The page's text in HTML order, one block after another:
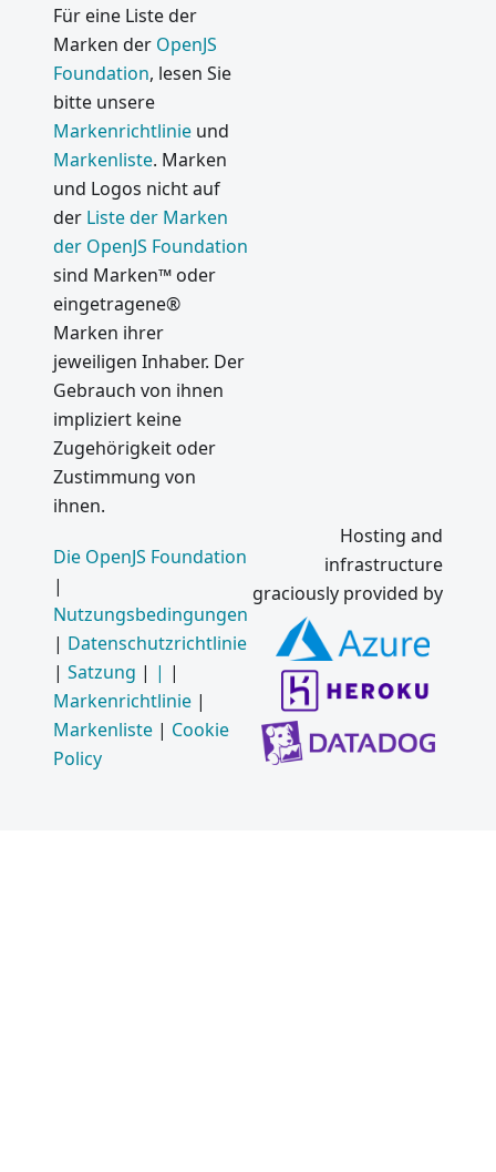
Für eine Liste der
Marken der OpenJS
Foundation, lesen Sie
bitte unsere
Markenrichtlinie und
Markenliste. Marken
und Logos nicht auf
der Liste der Marken
der OpenJS Foundation
sind Marken™ oder
eingetragene®
Marken ihrer
jeweiligen Inhaber. Der
Gebrauch von ihnen
impliziert keine
Zugehörigkeit oder
Zustimmung von
ihnen.
Die OpenJS Foundation
|
Nutzungsbedingungen
| Datenschutzrichtlinie
| Satzung | | |
Markenrichtlinie |
Markenliste | Cookie
Policy
Hosting and
infrastructure
graciously provided by